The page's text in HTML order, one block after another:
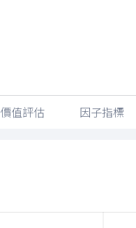
價值評估 因子指標